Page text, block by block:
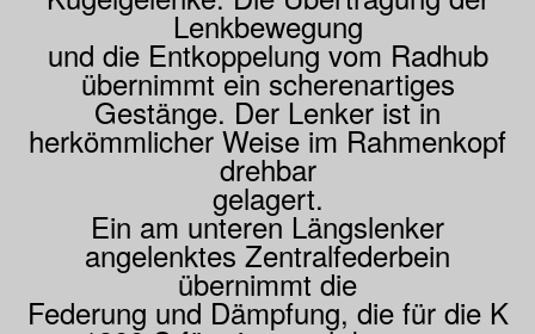
Lenkbewegung
und die Entkoppelung vom Radhub
übernimmt ein scherenartiges
Gestänge. Der Lenker ist in
herkömmlicher Weise im Rahmenkopf
drehbar
gelagert.
Ein am unteren Längslenker
angelenktes Zentralfederbein
übernimmt die
Federung und Dämpfung, die für die K